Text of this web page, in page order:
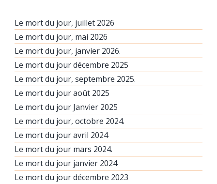
Le mort du jour, juillet 2026
Le mort du jour, mai 2026
Le mort du jour, janvier 2026.
Le mort du jour décembre 2025
Le mort du jour, septembre 2025.
Le mort du jour août 2025
Le mort du jour Janvier 2025
Le mort du jour, octobre 2024.
Le mort du jour avril 2024
Le mort du jour mars 2024.
Le mort du jour janvier 2024
Le mort du jour décembre 2023